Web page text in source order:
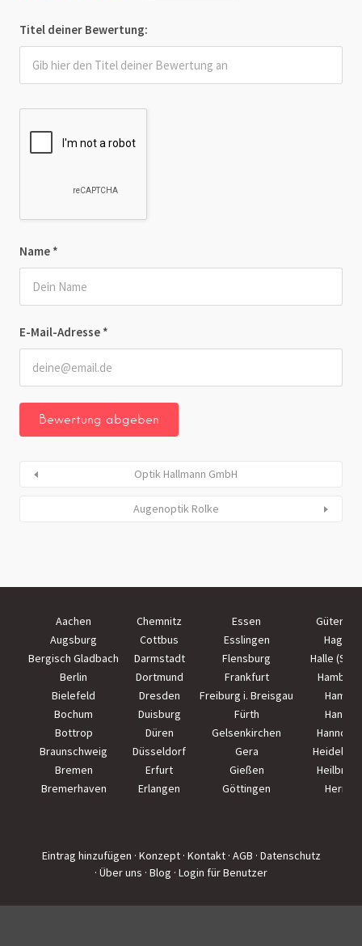
Name *
E-Mail-Adresse *
Titel deiner Bewertung:
Optik Hallmann GmbH
Augenoptik Rolke
Aachen Chemnitz Essen
Augsburg
Cottbus Esslingen
Hagen
Bergisch Gladbach
Darmstadt Flensburg
Halle
Berlin
Dortmund Frankfurt
Hamburg
Bielefeld
Dresden Freiburg i. Breisgau
Hamm
Bochum
Duisburg Fürth
Hanau
Bottrop
Düren Gelsenkirchen
Hannover
Braunschweig
Düsseldorf Gera
Bremen
Erfurt Gießen
Heilbronn
Bremerhaven
Erlangen Göttingen Herne
Eintrag hinzufügen · Konzept · Kontakt · AGB · Datenschutz
· Über uns · Blog · Login für Benutzer